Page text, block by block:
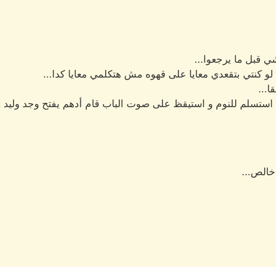
قبل ما يرجعوا...
كنتي بتقعدي معايا على قهوه مش هتكلمي معايا كدا...
للنوم و استيقظ على صوت الباب قام أدهم يفتح وجد وليد
خالص...